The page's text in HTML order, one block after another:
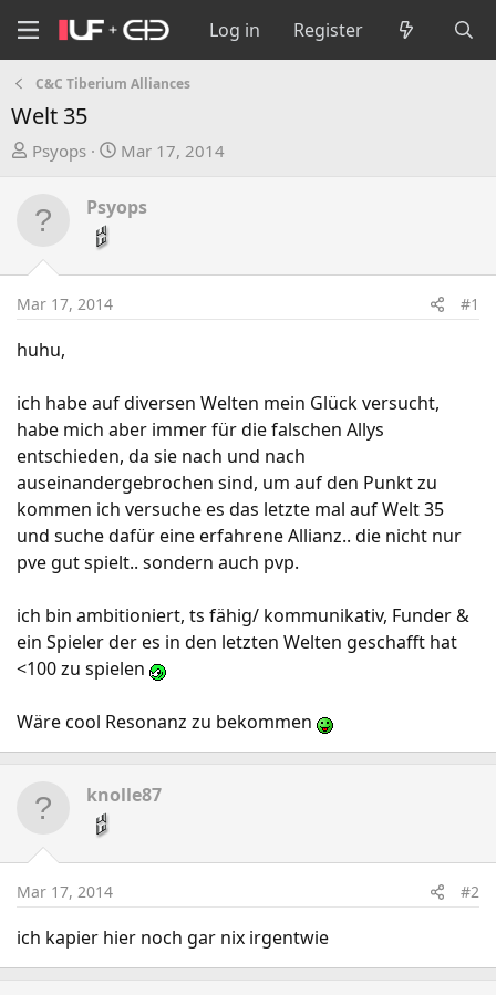
Log in Register
C&C Tiberium Alliances
Welt 35
T
e
d
t
a
t
e
r
Psyops
S
d
t
Mar 17, 2014
Psyops
Mar 17, 2014 #1
huhu,
ich habe auf diversen Welten mein Glück versucht,
habe mich aber immer für die falschen Allys
entschieden, da sie nach und nach
auseinandergebrochen sind, um auf den Punkt zu
kommen ich versuche es das letzte mal auf Welt 35
und suche dafür eine erfahrene Allianz.. die nicht nur
pve gut spielt.. sondern auch pvp.
ich bin ambitioniert, ts fähig/ kommunikativ, Funder &
ein Spieler der es in den letzten Welten geschafft hat
<100 zu spielen
Wäre cool Resonanz zu bekommen
knolle87
Mar 17, 2014 #2
ich kapier hier noch gar nix irgentwie